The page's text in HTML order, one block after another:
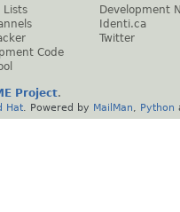
Lists
Code
Development
Identi.ca
Twitter
Project.
Hat . Powered by MailMan Python